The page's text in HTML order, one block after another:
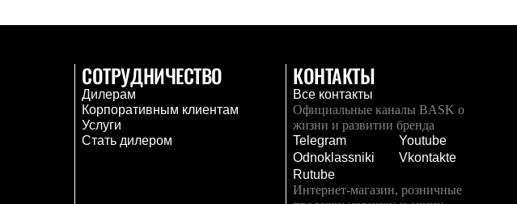
СОТРУДНИЧЕСТВО
Дилерам
Корпоративным клиентам
Услуги
Стать дилером
КОНТАКТЫ
Все контакты
Официальные каналы BASK о
жизни и развитии бренда
Telegram
Youtube
Odnoklassniki
Vkontakte
Rutube
Интернет-магазин, розничные